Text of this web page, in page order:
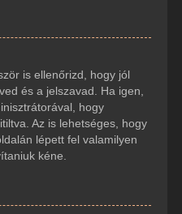
is ellenőrizd, hogy jól
és a jelszavad. Ha igen,
hogy
Az is lehetséges, hogy
lépett fel valamilyen
kéne.